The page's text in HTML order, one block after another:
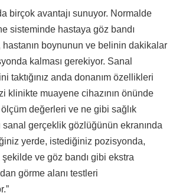
birçok avantajı sunuyor. Normalde
sisteminde hastaya göz bandı
hastanın boynunun ve belinin dakikalar
kalması gerekiyor. Sanal
taktığınız anda donanım özellikleri
klinikte muayene cihazının önünde
değerleri ve ne gibi sağlık
gerçeklik gözlüğünün ekranında
yerde, istediğiniz pozisyonda,
ve göz bandı gibi ekstra
görme alanı testleri